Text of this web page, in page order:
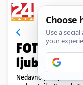
LJUBAVNI ŽIVOT
FOTO
ljubila
Nedavno je objavila